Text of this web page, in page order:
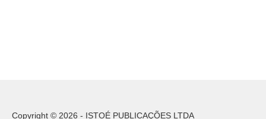
Copyright © 2026 - ISTOÉ PUBLICAÇÕES LTDA